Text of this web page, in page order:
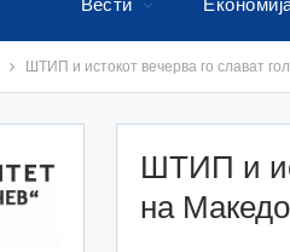
Вести
ШТИП и истокот вечерва го слават
ШТИП и
на